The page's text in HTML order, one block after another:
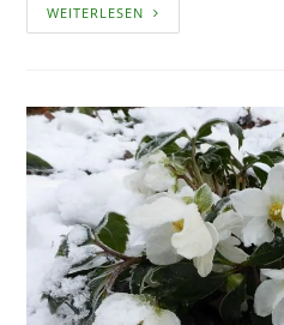
WEITERLESEN SCHÄDLINGE
UND
BIOLOGISCHEM
WEG
BEKÄMPFEN